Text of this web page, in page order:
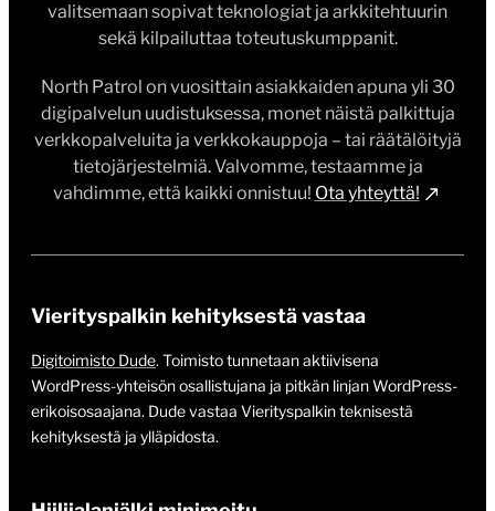
valitsemaan sopivat teknologiat ja arkkitehtuurin
sekä kilpailuttaa toteutuskumppanit.
North Patrol on vuosittain asiakkaiden apuna yli 30
digipalvelun uudistuksessa, monet näistä palkittuja
verkkopalveluita ja verkkokauppoja – tai räätälöityjä
tietojärjestelmiä. Valvomme, testaamme ja
vahdimme, että kaikki onnistuu! Ota yhteyttä!
Vierityspalkin kehityksestä vastaa
Digitoimisto Dude. Toimisto tunnetaan aktiivisena
WordPress-yhteisön osallistujana ja pitkän linjan WordPress-
erikoisosaajana. Dude vastaa Vierityspalkin teknisestä
kehityksestä ja ylläpidosta.